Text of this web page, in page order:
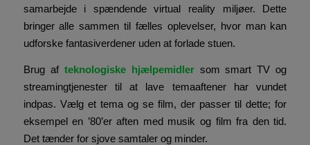
samarbejde i spændende virtual reality miljøer. Dette
bringer alle sammen til fælles oplevelser, hvor man kan
udforske fantasiverdener uden at forlade stuen.
Brug af teknologiske hjælpemidlersom smart TV og
streamingtjenester til at lave temaaftener har vundet
indpas. Vælg et tema og se film, der passer til dette; for
eksempel en ’80’er aften med musik og film fra den tid.
Det tænder for sjove samtaler og minder.